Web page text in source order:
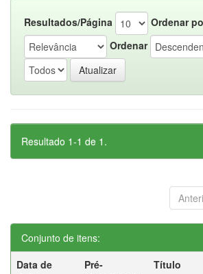
Resultados/Página
Ordenar
Ordenar
Resultado 1-1 de 1.
Conjunto de itens:
Data de
Pré-
Título